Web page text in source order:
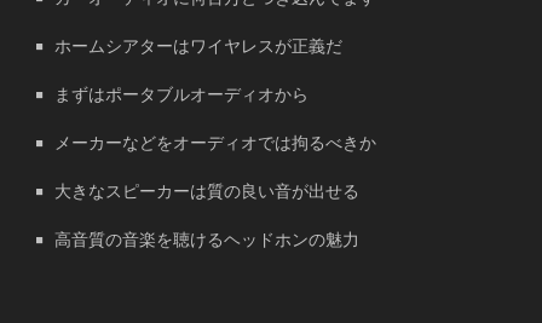
ホームシアターはワイヤレスが正義だ
まずはポータブルオーディオから
メーカーなどをオーディオでは拘るべきか
大きなスピーカーは質の良い音が出せる
高音質の音楽を聴けるヘッドホンの魅力